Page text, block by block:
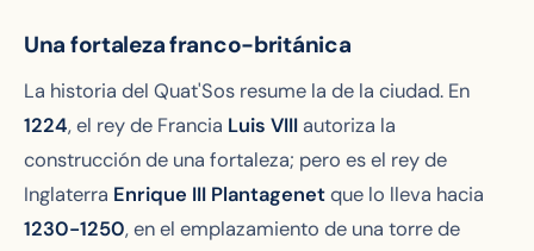
Una fortaleza franco-británica
La historia del Quat'Sos resume la de la ciudad. En
1224, el rey de Francia Luis VIII autoriza la
construcción de una fortaleza; pero es el rey de
Inglaterra Enrique III Plantagenetque lo lleva hacia
1230-1250, en el emplazamiento de una torre de